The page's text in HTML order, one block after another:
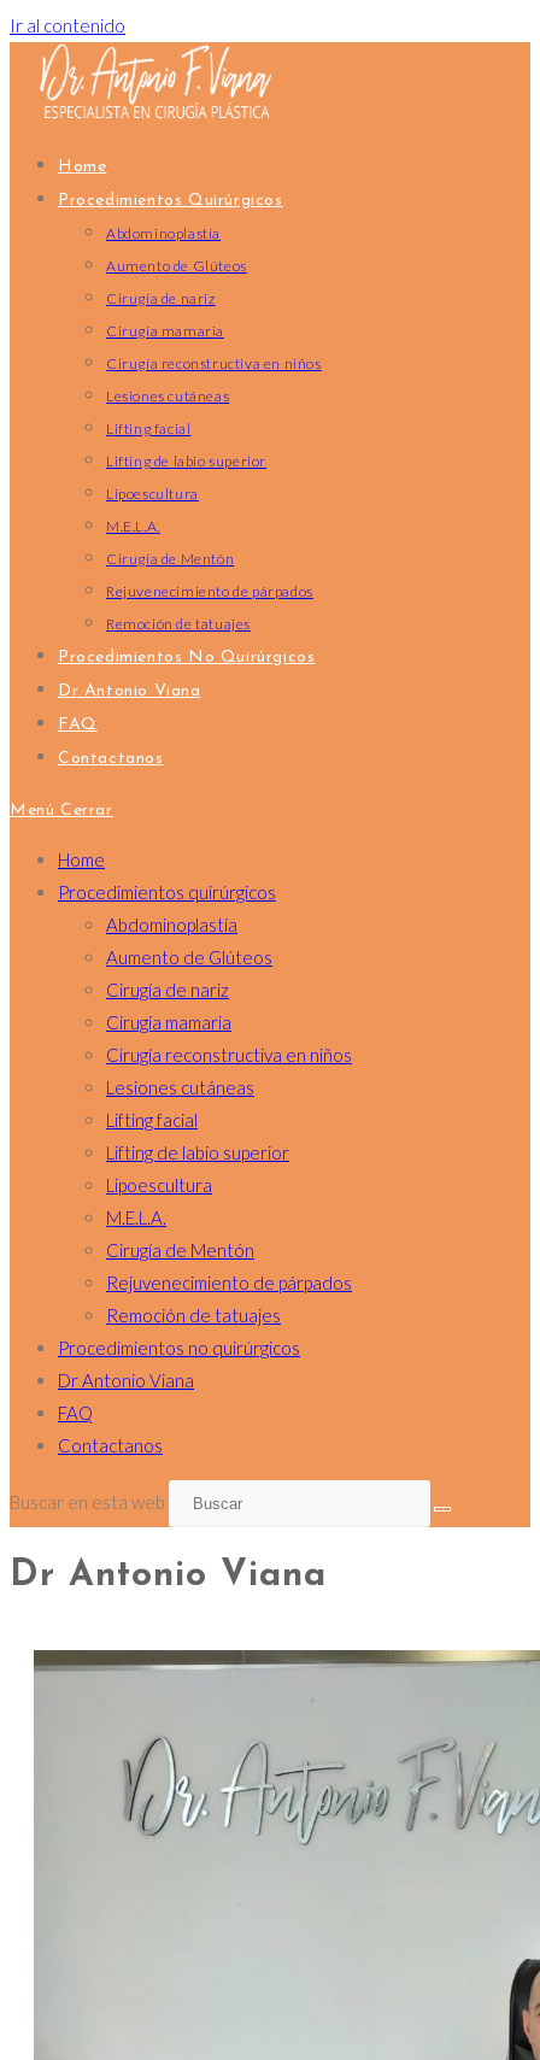
Ir al contenido
Home
Procedimientos Quirúrgicos
Abdominoplastía
Aumento de Glúteos
Cirugía de nariz
Cirugía mamaria
Cirugía reconstructiva en niños
Lesiones cutáneas
Lifting facial
Lifting de labio superior
Lipoescultura
M.E.L.A.
Cirugía de Mentón
Rejuvenecimiento de párpados
Remoción de tatuajes
Procedimientos No Quirúrgicos
Dr Antonio Viana
FAQ
Contactanos
Menú Cerrar
Home
Procedimientos quirúrgicos
Abdominoplastía
Aumento de Glúteos
Cirugía de nariz
Cirugía mamaria
Cirugía reconstructiva en niños
Lesiones cutáneas
Lifting facial
Lifting de labio superior
Lipoescultura
M.E.L.A.
Cirugía de Mentón
Rejuvenecimiento de párpados
Remoción de tatuajes
Procedimientos no quirúrgicos
Dr Antonio Viana
FAQ
Contactanos
Buscar en esta web
Dr Antonio Viana